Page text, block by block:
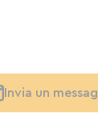
Invia un